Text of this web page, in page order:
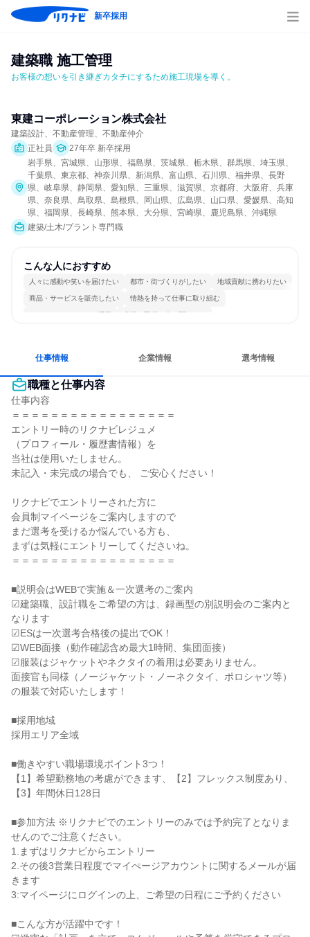
新卒採用
建築職 施工管理
お客様の想いを引き継ぎカタチにするため施工現場を導く。
東建コーポレーション株式会社
建築設計、不動産管理、不動産仲介
正社員
27年卒 新卒採用
岩手県、宮城県、山形県、福島県、茨城県、栃木県、群馬県、埼玉県、
千葉県、東京都、神奈川県、新潟県、富山県、石川県、福井県、長野
県、岐阜県、静岡県、愛知県、三重県、滋賀県、京都府、大阪府、兵庫
県、奈良県、鳥取県、島根県、岡山県、広島県、山口県、愛媛県、高知
県、福岡県、長崎県、熊本県、大分県、宮崎県、鹿児島県、沖縄県
建築/土木/プラント専門職
こんな人におすすめ
人々に感動や笑いを届けたい 都市・街づくりがしたい 地域貢献に携わりたい
商品・サービスを販売したい 情熱を持って仕事に取り組む
コミュニケーションが活発 多様な職種の人と関われる
仕事情報 企業情報 選考情報
職種と仕事内容
仕事内容
＝＝＝＝＝＝＝＝＝＝＝＝＝＝＝＝＝
エントリー時のリクナビレジュメ
（プロフィール・履歴書情報）を
当社は使用いたしません。
未記入・未完成の場合でも、 ご安心ください！
リクナビでエントリーされた方に
会員制マイページをご案内しますので
まだ選考を受けるか悩んでいる方も、
まずは気軽にエントリーしてくださいね。
＝＝＝＝＝＝＝＝＝＝＝＝＝＝＝＝＝
■説明会はWEBで実施＆一次選考のご案内
☑建築職、設計職をご希望の方は、録画型の別説明会のご案内と
なります
☑ESは一次選考合格後の提出でOK！
☑WEB面接（動作確認含め最大1時間、集団面接）
☑服装はジャケットやネクタイの着用は必要ありません。
面接官も同様（ノージャケット・ノーネクタイ、ポロシャツ等）
の服装で対応いたします！
■採用地域
採用エリア全域
■働きやすい職場環境ポイント3つ！
【1】希望勤務地の考慮ができます、【2】フレックス制度あり、
【3】年間休日128日
■参加方法 ※リクナビでのエントリーのみでは予約完了となりま
せんのでご注意ください。
1.まずはリクナビからエントリー
2.その後3営業日程度でマイぺージアカウントに関するメールが届
きます
3:マイページにログインの上、ご希望の日程にご予約ください
■こんな方が活躍中です！